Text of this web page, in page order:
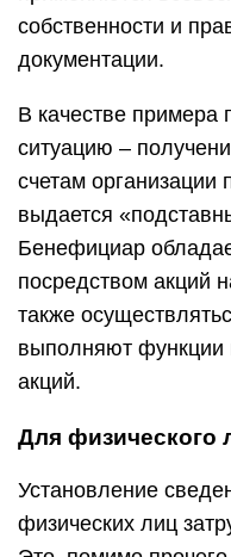
собственности и
документации.
В качестве
ситуацию –
счетам организации
выдается
Бенефициар
посредством акций
также
выполняют функции
акций.
Для физического
Установление
физических лиц